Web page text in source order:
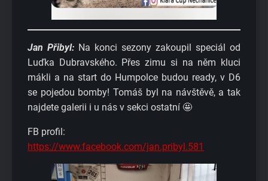
Jan Přibyl: Na konci sezony zakoupil speciál od
Luďka Dubravského. Přes zimu si na něm kluci
mákli a na start do Humpolce budou ready, v D6
se pojedou bomby! Tomáš byl na návštěvě, a tak
najdete galerii i u nás v sekci ostatní 🤩
FB profil:
https://www.facebook.com/jan.pribyl.581